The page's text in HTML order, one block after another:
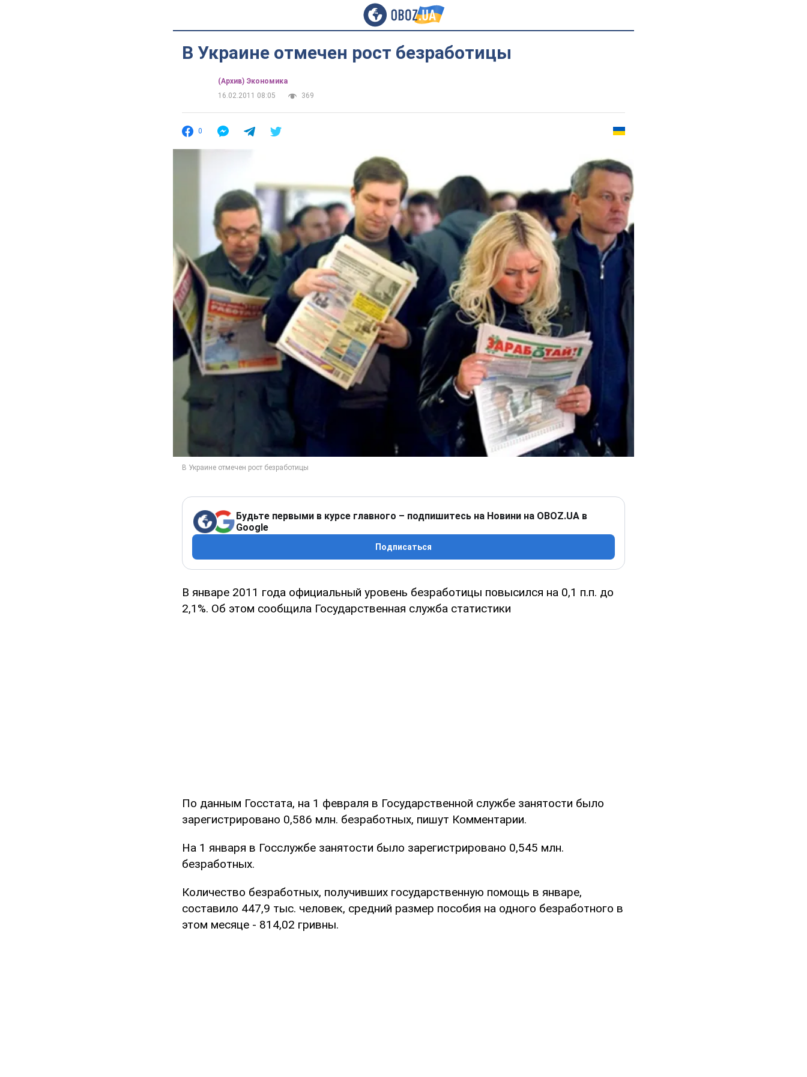
В Украине отмечен рост безработицы
(Архив) Экономика
16.02.2011 08:05
369
0
Будьте первыми в курсе главного – подпишитесь на Новини на OBOZ.UA в
Google
Подписаться
В январе 2011 года официальный уровень безработицы повысился на 0,1 п.п. до
2,1%. Об этом сообщила Государственная служба статистики
По данным Госстата, на 1 февраля в Государственной службе занятости было
зарегистрировано 0,586 млн. безработных, пишут Комментарии.
На 1 января в Госслужбе занятости было зарегистрировано 0,545 млн.
безработных.
Количество безработных, получивших государственную помощь в январе,
составило 447,9 тыс. человек, средний размер пособия на одного безработного в
этом месяце - 814,02 гривны.